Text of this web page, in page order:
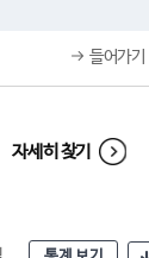
들어가기
자세히 찾기